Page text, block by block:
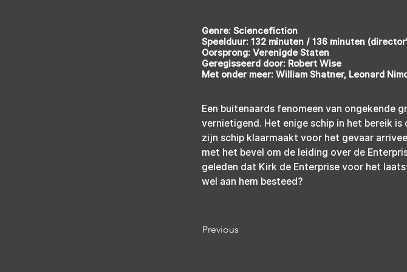
Genre: Sciencefiction
Speelduur: 132 minuten / 136 minuten
Oorsprong: Verenigde Staten
Geregisseerd door: Robert Wise
Met onder meer: William Shatner, Leonard
Een buitenaards fenomeen van ongekende
vernietigend. Het enige schip in het bereik is
zijn schip klaarmaakt voor het gevaar
met het bevel om de leiding over de
geleden dat Kirk de Enterprise voor het
wel aan hem besteed?
Previous